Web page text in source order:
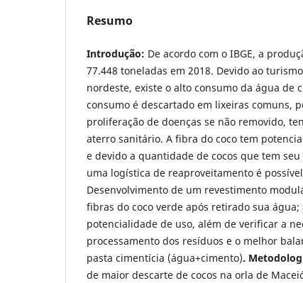
Resumo
Introdução: De acordo com o IBGE, a
77.448 toneladas em 2018. Devido ao
nordeste, existe o alto consumo da água de
consumo é descartado em lixeiras comuns,
proliferação de doenças se não removido,
aterro sanitário. A fibra do coco tem
e devido a quantidade de cocos que tem
uma logística de reaproveitamento é
Desenvolvimento de um revestimento
fibras do coco verde após retirado sua água;
potencialidade de uso, além de verificar a
processamento dos resíduos e o melhor
pasta cimentícia (água+cimento).
de maior descarte de cocos na orla de